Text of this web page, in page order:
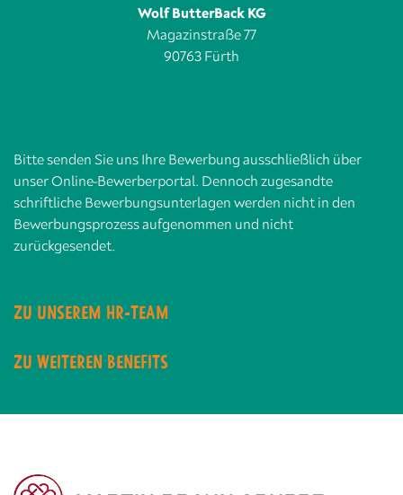
Wolf ButterBack KG
Magazinstraße 77
90763 Fürth
Bitte senden Sie uns Ihre Bewerbung ausschließlich über
unser Online-Bewerberportal. Dennoch zugesandte
schriftliche Bewerbungsunterlagen werden nicht in den
Bewerbungsprozess aufgenommen und nicht
zurückgesendet.
ZU UNSEREM HR-TEAM
ZU WEITEREN BENEFITS